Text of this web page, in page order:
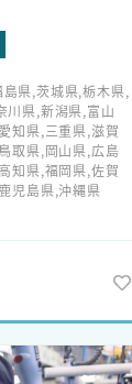
ンの提供を担っ
度な顧客満足を
メンテナンス、
製品開発に繋げ
ソリューション
県,茨城県,栃木県,
川県,新潟県,富山
知県,三重県,滋賀
取県,岡山県,広島
知県,福岡県,佐賀
児島県,沖縄県